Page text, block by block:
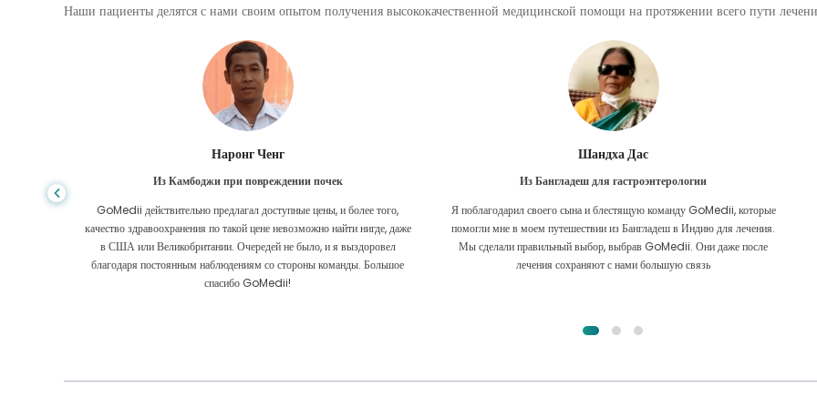
Наши пациенты делятся с нами своим опытом получения высококачественной медицинской помощи на протяжении всего пути
Шандха Дас
Из Бангладеш для гастроэнтерологии
Я поблагодарил своего сына и блестящую команду GoMedii, которые
помогли мне в моем путешествии из Бангладеш в Индию для лечения.
Мы сделали правильный выбор, выбрав GoMedii. Они даже после
лечения сохраняют с нами большую связь
Фурканул Ислам
Из Бангладеш для пересадки почки
Я всецело надеялся, что смогу получить какое-либо лечение моей
проблемы с почками. Это было только после того, как я по милости
Аллаха наткнулся на GoMedii и связался с ними.